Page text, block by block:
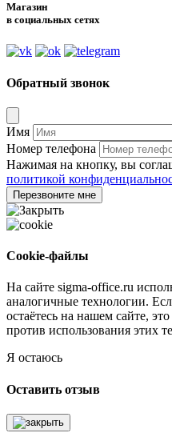
Магазин
в социальных сетях
Обратный звонок
Имя
Номер телефона
Нажимая на кнопку, вы
политикой
Перезвоните мне
Cookie-файлы
На сайте sigma-office.ru
аналогичные технологии.
остаётесь на нашем сайте,
против использования этих
Я остаюсь
Оставить отзыв